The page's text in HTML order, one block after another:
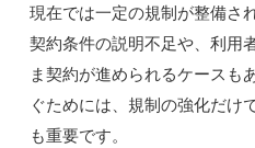
現在では一定の規制が整備さ
契約条件の説明不足や、利用
ま契約が進められるケースも
ぐためには、規制の強化だけ
も重要です。